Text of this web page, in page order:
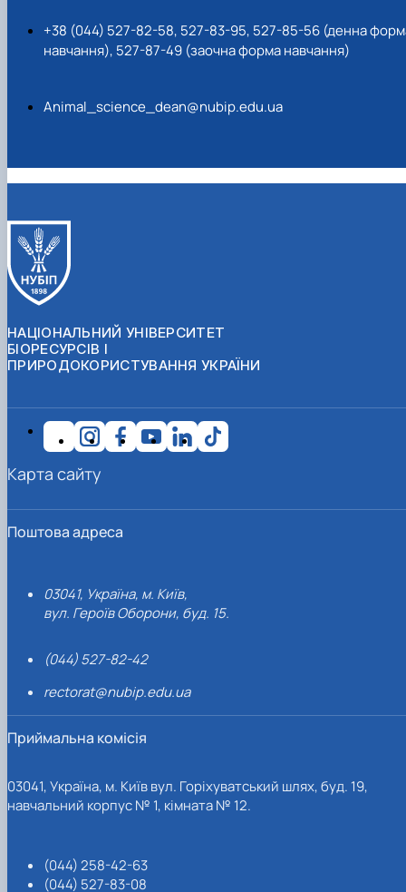
+38 (044) 527-82-58, 527-83-95, 527-85-56 (денна
навчання), 527-87-49 (заочна форма навчання)
Animal_science_dean@nubip.edu.ua
НАЦІОНАЛЬНИЙ УНІВЕРСИТЕТ
БІОРЕСУРСІВ І
ПРИРОДОКОРИСТУВАННЯ УКРАЇНИ
Поштова адреса
03041, Україна, м. Київ,
вул. Героїв Оборони, буд. 15.
(044) 527-82-42
rectorat@nubip.edu.ua
Приймальна комісія
03041, Україна, м. Київ вул. Горіхуватський шлях, буд. 19,
навчальний корпус № 1, кімната № 12.
(044) 258-42-63
(044) 527-83-08
Карта сайту